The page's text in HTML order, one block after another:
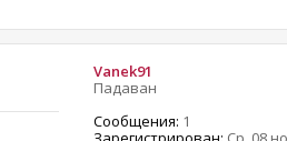
Vanek91
Падаван
Сообщения: 1